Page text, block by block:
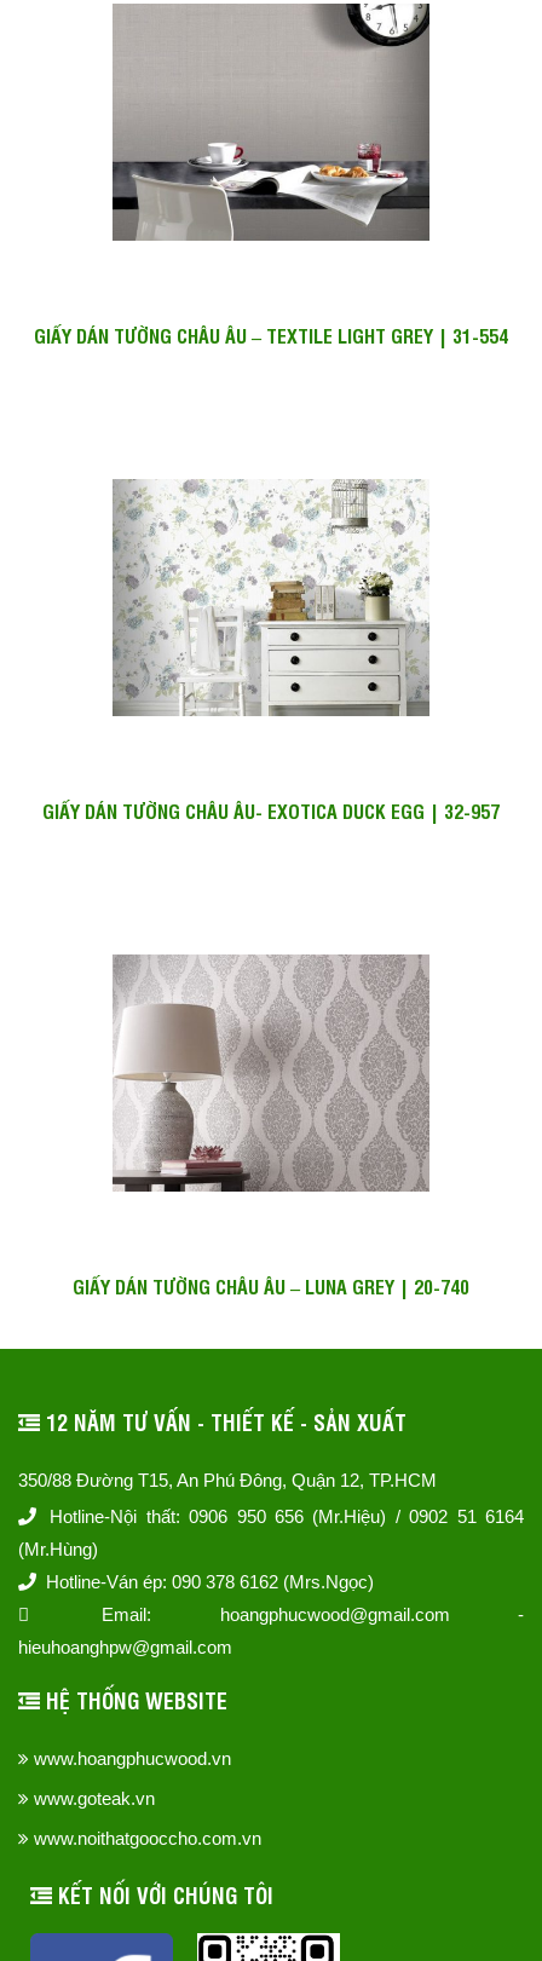
GIẤY DÁN TƯỜNG CHÂU ÂU – TEXTILE LIGHT GREY | 31-554
GIẤY DÁN TƯỜNG CHÂU ÂU- EXOTICA DUCK EGG | 32-957
GIẤY DÁN TƯỜNG CHÂU ÂU – LUNA GREY | 20-740
12 NĂM TƯ VẤN - THIẾT KẾ - SẢN XUẤT
350/88 Đường T15, An Phú Đông, Quận 12, TP.HCM
Hotline-Nội thất: 0906 950 656 (Mr.Hiệu) / 0902 51 6164
(Mr.Hùng)
Hotline-Ván ép: 090 378 6162 (Mrs.Ngọc)
Email: hoangphucwood@gmail.com -
hieuhoanghpw@gmail.com
HỆ THỐNG WEBSITE
www.hoangphucwood.vn
www.goteak.vn
www.noithatgooccho.com.vn
KẾT NỐI VỚI CHÚNG TÔI